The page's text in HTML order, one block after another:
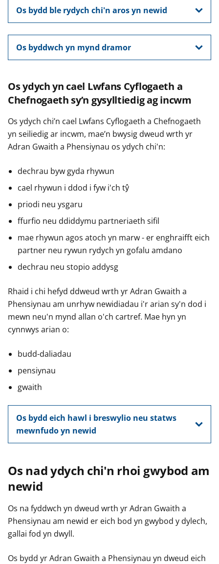
Os bydd ble rydych chi'n aros yn newid
Os byddwch yn mynd dramor
Os ydych yn cael Lwfans Cyflogaeth a
Chefnogaeth sy’n gysylltiedig ag incwm
Os ydych chi’n cael Lwfans Cyflogaeth a Chefnogaeth
yn seiliedig ar incwm, mae’n bwysig dweud wrth yr
Adran Gwaith a Phensiynau os ydych chi'n:
dechrau byw gyda rhywun
cael rhywun i ddod i fyw i'ch tŷ
priodi neu ysgaru
ffurfio neu ddiddymu partneriaeth sifil
mae rhywun agos atoch yn marw - er enghraifft eich
partner neu rywun rydych yn gofalu amdano
dechrau neu stopio addysg
Rhaid i chi hefyd ddweud wrth yr Adran Gwaith a
Phensiynau am unrhyw newidiadau i'r arian sy'n dod i
mewn neu'n mynd allan o'ch cartref. Mae hyn yn
cynnwys arian o:
budd-daliadau
pensiynau
gwaith
Os bydd eich hawl i breswylio neu statws
mewnfudo yn newid
Os nad ydych chi'n rhoi gwybod am
newid
Os na fyddwch yn dweud wrth yr Adran Gwaith a
Phensiynau am newid er eich bod yn gwybod y dylech,
gallai fod yn dwyll.
Os bydd yr Adran Gwaith a Phensiynau yn dweud eich